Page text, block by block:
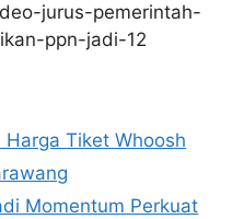
jurus-pemerintah-
ppn-jadi-12
Harga Tiket Whoosh
Momentum Perkuat